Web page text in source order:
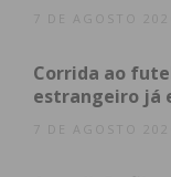
7 DE AGOSTO 2026
Corrida ao
estrangeiro já
7 DE AGOSTO 2026